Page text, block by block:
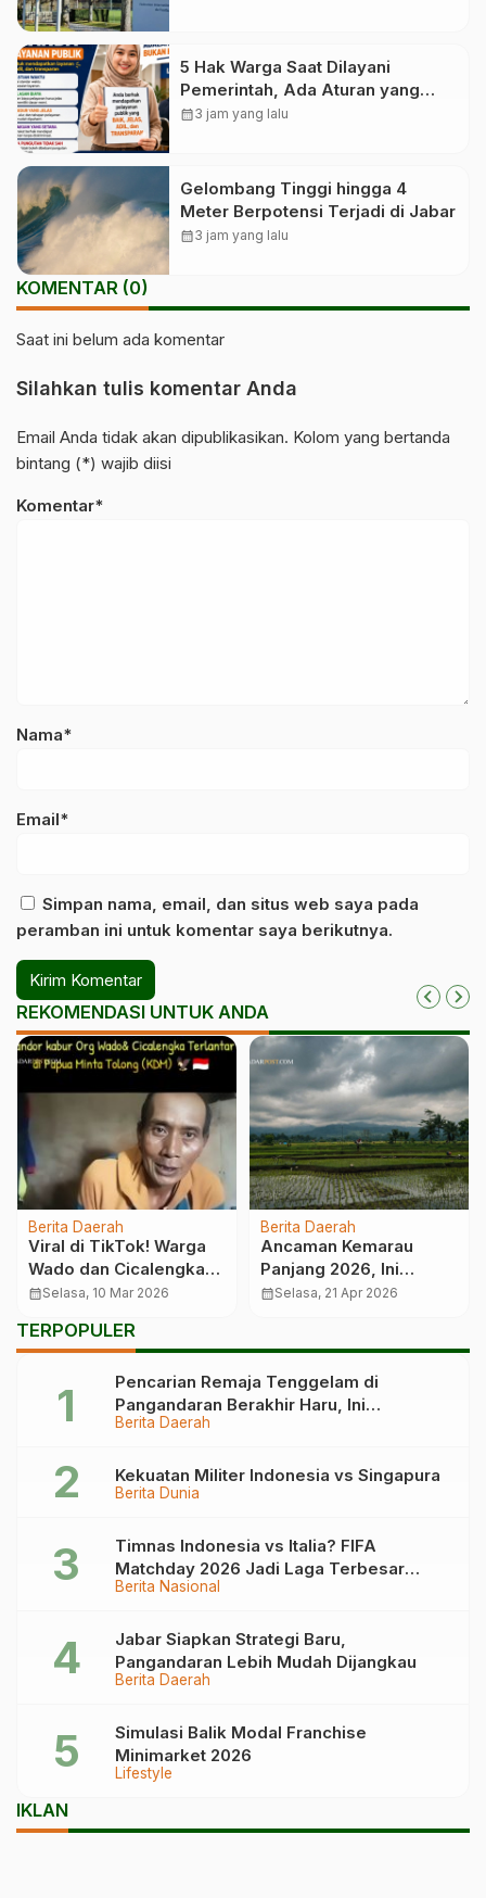
5 Hak Warga Saat Dilayani
Pemerintah, Ada Aturan yang
Melindunginya
calendar_month3 jam yang lalu
Gelombang Tinggi hingga 4
Meter Berpotensi Terjadi di Jabar
calendar_month3 jam yang lalu
KOMENTAR (0)
Saat ini belum ada komentar
Silahkan tulis komentar Anda
Email Anda tidak akan dipublikasikan. Kolom yang bertanda
bintang (*) wajib diisi
Komentar*
Nama*
Email*
Simpan nama, email, dan situs web saya pada
peramban ini untuk komentar saya berikutnya.
REKOMENDASI UNTUK ANDA
Berita Daerah
Viral di TikTok! Warga
Wado dan Cicalengka
Terlantar di Papua
calendar_monthSelasa, 10 Mar 2026
Berita Daerah
Ancaman Kemarau
Panjang 2026, Ini
Strategi Pemkab
calendar_monthSelasa, 21 Apr 2026
TERPOPULER
Berita Daerah
Pencarian Remaja Tenggelam di
Pangandaran Berakhir Haru, Ini
Kronologinya
Berita Dunia
Kekuatan Militer Indonesia vs Singapura
Berita Nasional
Timnas Indonesia vs Italia? FIFA
Matchday 2026 Jadi Laga Terbesar
Garuda!
Berita Daerah
Jabar Siapkan Strategi Baru,
Pangandaran Lebih Mudah Dijangkau
Lifestyle
Simulasi Balik Modal Franchise
Minimarket 2026
IKLAN